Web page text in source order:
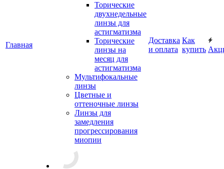
Главная
Торические
двухнедельные
линзы для
астигматизма
Торические
линзы на
месяц для
астигматизма
Мультифокальные
линзы
Цветные и
оттеночные линзы
Линзы для
замедления
прогрессирования
миопии
Доставка
и оплата
Как
купить